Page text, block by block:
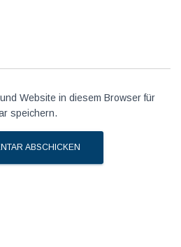
Website in diesem Browser für
speichern.